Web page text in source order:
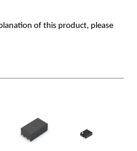
of this product, please